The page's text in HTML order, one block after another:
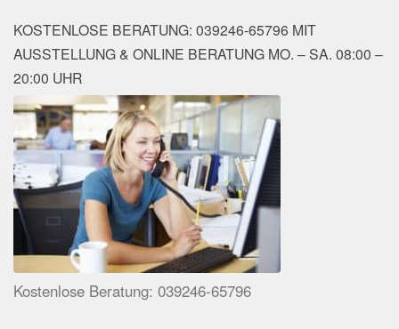
KOSTENLOSE BERATUNG: 039246-65796 MIT
AUSSTELLUNG & ONLINE BERATUNG MO. – SA. 08:00 –
20:00 UHR
Kostenlose Beratung: 039246-65796